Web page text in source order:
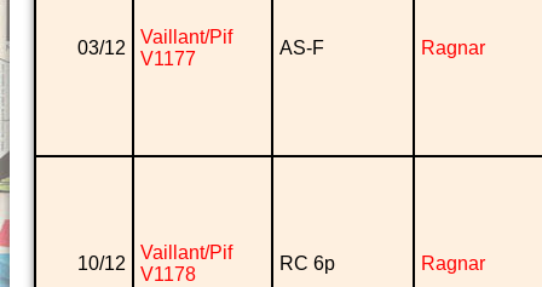
03/12
Vaillant/Pif
V1177
AS-F Ragnar
10/12
Vaillant/Pif
V1178
RC 6p Ragnar